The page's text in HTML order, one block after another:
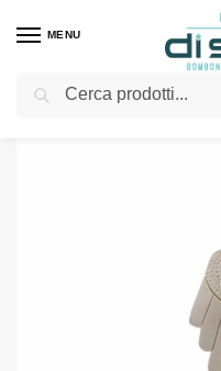
MENU
Home Shop Bomboniere